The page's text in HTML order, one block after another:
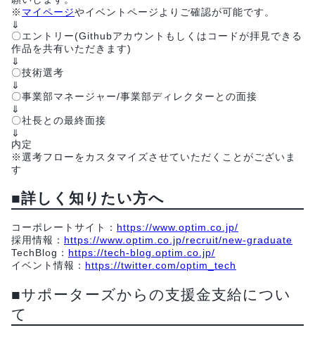
※ マイページやイベントページよりご確認が可能です。
⇓
〇エントリー(Githubアカウントもしくはコードが拝見できる
作品を共有いただきます)
⇓
〇技術選考
⇓
〇事業部マネージャー/事業部ディレクターとの面接
⇓
〇社長との最終面接
⇓
内定
※選考フローをカスタマイズさせていただくことがございま
す
■詳しく知りたい方へ
コーポレートサイト： https://www.optim.co.jp/
採用情報： https://www.optim.co.jp/recruit/new-graduate
TechBlog： https://tech-blog.optim.co.jp/
イベント情報： https://twitter.com/optim_tech
■サポーターズからの支援金支給につい
て